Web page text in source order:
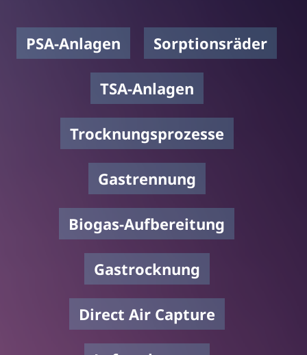
PSA-Anlagen Sorptionsräder
TSA-Anlagen
Trocknungsprozesse
Gastrennung
Biogas-Aufbereitung
Gastrocknung
Direct Air Capture